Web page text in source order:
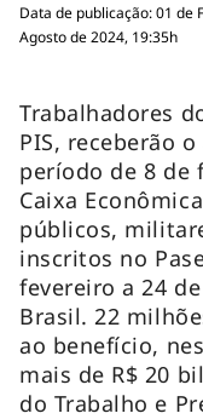
Data de publicação: 01 de
Agosto de 2024, 19:35h
Trabalhadores
PIS, receberão
período de 8 de
Caixa
públicos,
inscritos no
fevereiro a 24
Brasil. 22
ao benefício,
mais de R$ 20
do Trabalho e